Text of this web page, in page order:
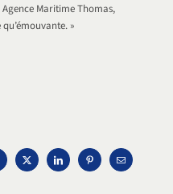
Maritime Thomas,
»